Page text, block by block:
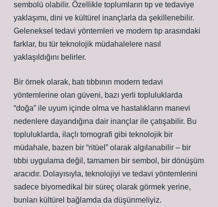
sembolü olabilir. Özellikle toplumların tıp ve tedaviye
yaklaşımı, dini ve kültürel inançlarla da şekillenebilir.
Geleneksel tedavi yöntemleri ve modern tıp arasındaki
farklar, bu tür teknolojik müdahalelere nasıl
yaklaşıldığını belirler.
Bir örnek olarak, batı tıbbının modern tedavi
yöntemlerine olan güveni, bazı yerli topluluklarda
“doğa” ile uyum içinde olma ve hastalıkların manevi
nedenlere dayandığına dair inançlar ile çatışabilir. Bu
topluluklarda, ilaçlı tomografi gibi teknolojik bir
müdahale, bazen bir “ritüel” olarak algılanabilir – bir
tıbbi uygulama değil, tamamen bir sembol, bir dönüşüm
aracıdır. Dolayısıyla, teknolojiyi ve tedavi yöntemlerini
sadece biyomedikal bir süreç olarak görmek yerine,
bunları kültürel bağlamda da düşünmeliyiz.